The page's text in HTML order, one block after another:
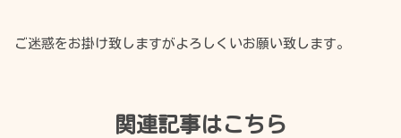
ご迷惑をお掛け致しますがよろしくいお願い致します。
関連記事はこちら